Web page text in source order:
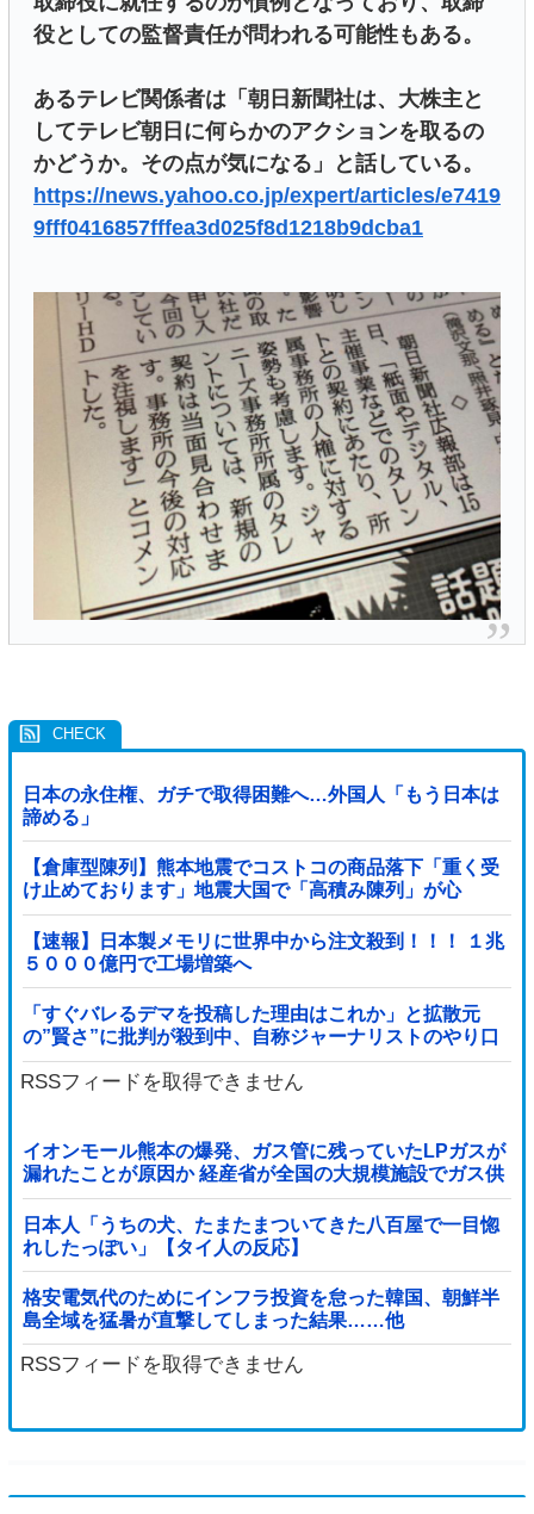
役としての監督責任が問われる可能性もある。
あるテレビ関係者は「朝日新聞社は、大株主と
してテレビ朝日に何らかのアクションを取るの
かどうか。その点が気になる」と話している。
https://news.yahoo.co.jp/expert/articles/e7419
9fff0416857fffea3d025f8d1218b9dcba1
日本の永住権、ガチで取得困難へ…外国人「もう日本は
諦める」
【倉庫型陳列】熊本地震でコストコの商品落下「重く受
け止めております」地震大国で「高積み陳列」が心
配...IKEAにも聞いた
【速報】日本製メモリに世界中から注文殺到！！！ １兆
５０００億円で工場増築へ
「すぐバレるデマを投稿した理由はこれか」と拡散元
の”賢さ”に批判が殺到中、自称ジャーナリストのやり口
というのが……
RSSフィードを取得できません
イオンモール熊本の爆発、ガス管に残っていたLPガスが
漏れたことが原因か 経産省が全国の大規模施設でガス供
給設備の点検要請
日本人「うちの犬、たまたまついてきた八百屋で一目惚
れしたっぽい」【タイ人の反応】
格安電気代のためにインフラ投資を怠った韓国、朝鮮半
島全域を猛暑が直撃してしまった結果……他
RSSフィードを取得できません